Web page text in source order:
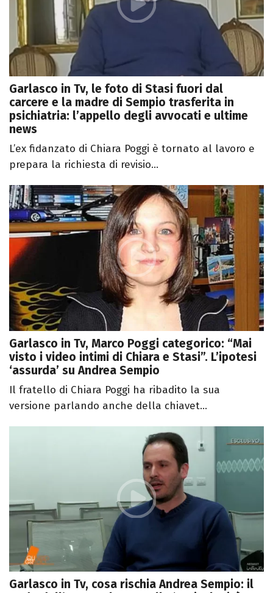
Garlasco in Tv, le foto di Stasi fuori dal
carcere e la madre di Sempio trasferita in
psichiatria: l’appello degli avvocati e ultime
news
L’ex fidanzato di Chiara Poggi è tornato al lavoro e
prepara la richiesta di revisio...
Garlasco in Tv, Marco Poggi categorico: “Mai
visto i video intimi di Chiara e Stasi”. L’ipotesi
‘assurda’ su Andrea Sempio
Il fratello di Chiara Poggi ha ribadito la sua
versione parlando anche della chiavet...
Garlasco in Tv, cosa rischia Andrea Sempio: il